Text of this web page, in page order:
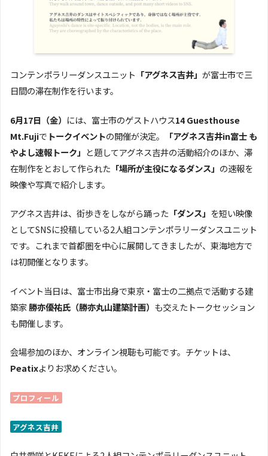
コンテンポラリーダンスユニット 「アグネス吉井」 が富士市で三
日間の滞在制作を行います。
6月17日（金） には、富士市のゲストハウス14 Guesthouse
Mt.Fujiで トークイベントの開催が決定。
「アグネス吉井in富士 も
やよし速報トーク」 と題してアグネス吉井の活動紹介のほか、滞
在制作をとおして作られた 「場所が主役になるダンス」 の速報を
映像や写真で紹介します。
アグネス吉井は、街歩きをしながら踊った 「ダンス」 を短い映像
としてSNSに投稿している2人組コンテンポラリーダンスユニット
です。これまで首都圏を中心に展開してきましたが、東海地方で
は初開催となります。
イベント当日は、富士市出身で東京・富士の二拠点で活動する建
築家 勝亦優祐氏（勝亦丸山建築計画） も交えたトークセッション
も開催します。
会場参加のほか、オンライン視聴も可能です。チケットは、
Peatixよりお求めください。
プロフィール
アグネス吉井